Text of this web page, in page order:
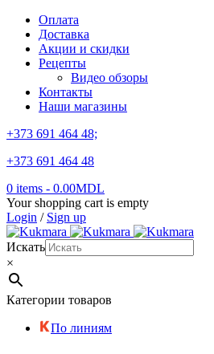
Оплата
Доставка
Акции и скидки
Рецепты
Видео обзоры
Контакты
Наши магазины
+373 691 464 48;
+373 691 464 48
0 items - 0.00MDL
Your shopping cart is empty
Login / Sign up
Искать
×
Категории товаров
По линиям